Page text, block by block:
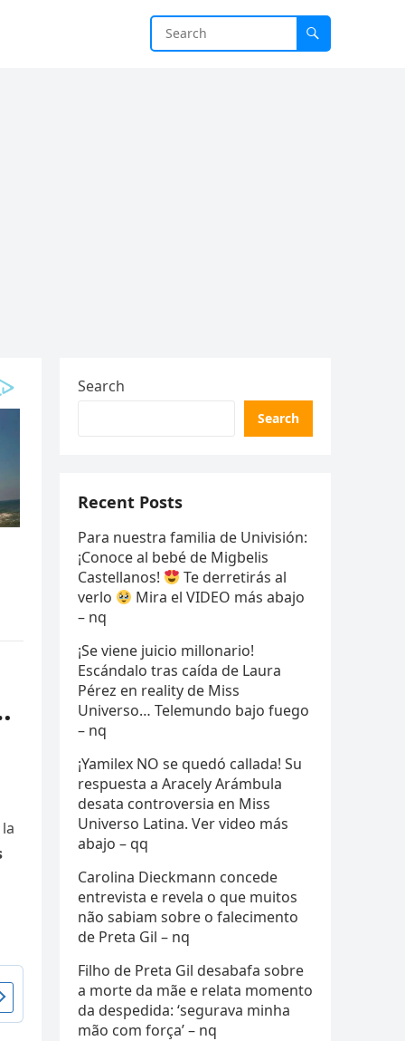
Search
Search
Recent Posts
Para nuestra familia de Univisión:
¡Conoce al bebé de Migbelis
Castellanos!
Te derretirás al
verlo
Mira el VIDEO más abajo
– nq
¡Se viene juicio millonario!
Escándalo tras caída de Laura
Pérez en reality de Miss
Universo… Telemundo bajo fuego
– nq
¡Yamilex NO se quedó callada! Su
respuesta a Aracely Arámbula
desata controversia en Miss
Universo Latina. Ver video más
abajo – qq
Carolina Dieckmann concede
entrevista e revela o que muitos
não sabiam sobre o falecimento
de Preta Gil – nq
Filho de Preta Gil desabafa sobre
a morte da mãe e relata momento
da despedida: ‘segurava minha
mão com força’ – nq